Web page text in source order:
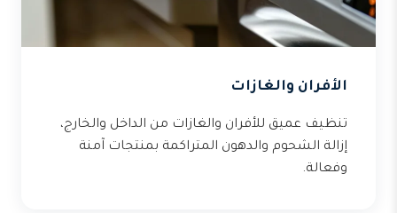
الأفران والغازات
تنظيف عميق للأفران والغازات من الداخل والخارج،
إزالة الشحوم والدهون المتراكمة بمنتجات آمنة
وفعالة.